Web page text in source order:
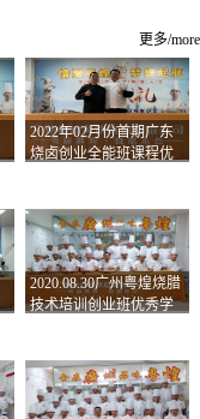
更多/more
2022年02月份首期广东
烧卤创业全能班课程优
2020.08.30广州粤煌烧腊
技术培训创业班优秀学